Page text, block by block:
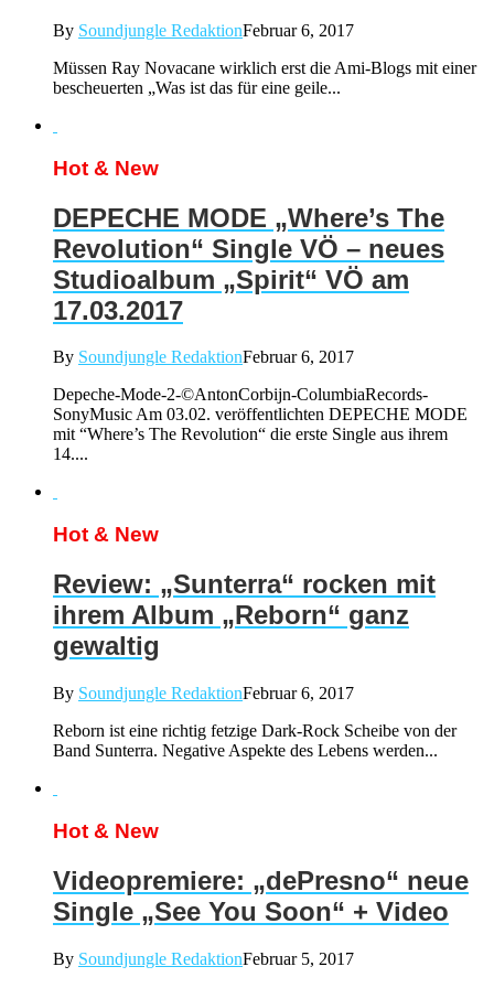
By Soundjungle RedaktionFebruar 6, 2017
Müssen Ray Novacane wirklich erst die Ami-Blogs mit einer
bescheuerten „Was ist das für eine geile...
Hot & New
DEPECHE MODE „Where’s The
Revolution“ Single VÖ – neues
Studioalbum „Spirit“ VÖ am
17.03.2017
By Soundjungle RedaktionFebruar 6, 2017
Depeche-Mode-2-©AntonCorbijn-ColumbiaRecords-
SonyMusic Am 03.02. veröffentlichten DEPECHE MODE
mit “Where’s The Revolution“ die erste Single aus ihrem
14....
Hot & New
Review: „Sunterra“ rocken mit
ihrem Album „Reborn“ ganz
gewaltig
By Soundjungle RedaktionFebruar 6, 2017
Reborn ist eine richtig fetzige Dark-Rock Scheibe von der
Band Sunterra. Negative Aspekte des Lebens werden...
Hot & New
Videopremiere: „dePresno“ neue
Single „See You Soon“ + Video
By Soundjungle RedaktionFebruar 5, 2017